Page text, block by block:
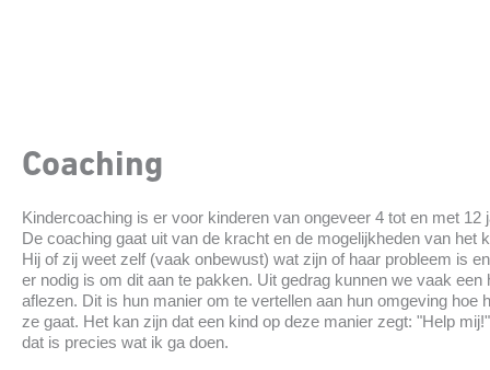
Coaching
Kindercoaching is er voor kinderen van ongeveer 4 tot en met 12
De coaching gaat uit van de kracht en de mogelijkheden van het
Hij of zij weet zelf (vaak onbewust) wat zijn of haar probleem is
er nodig is om dit aan te pakken. Uit gedrag kunnen we vaak een
aflezen. Dit is hun manier om te vertellen aan hun omgeving hoe
ze gaat. Het kan zijn dat een kind op deze manier zegt: "Help
dat is precies wat ik ga doen.